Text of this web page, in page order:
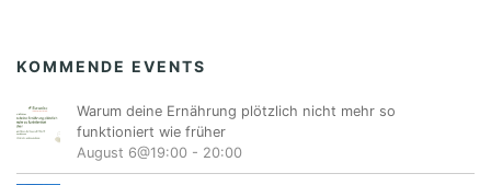
KOMMENDE EVENTS
Warum deine Ernährung plötzlich nicht mehr so
funktioniert wie früher
August 6@19:00 - 20:00